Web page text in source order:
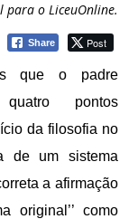
para o LiceuOnline.
Share Post
que o padre
pontos
da filosofia no
de um sistema
a afirmação
original’’ como